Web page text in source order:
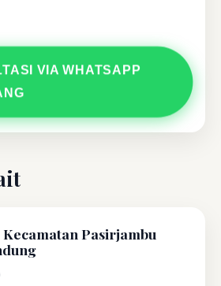
VIA WHATSAPP
Pasirjambu